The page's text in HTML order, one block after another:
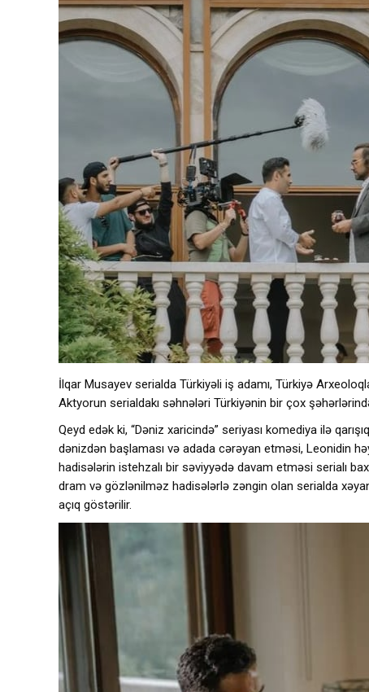
İlqar Musayev serialda Türkiyəli iş adamı, Türkiyə
Aktyorun serialdakı səhnələri Türkiyənin bir çox
Qeyd edək ki, “Dəniz xaricində” seriyası komediya ilə
dənizdən başlaması və adada cərəyan etməsi, Leonidin
hadisələrin istehzalı bir səviyyədə davam etməsi serialı
dram və gözlənilməz hadisələrlə zəngin olan serialda
açıq göstərilir.